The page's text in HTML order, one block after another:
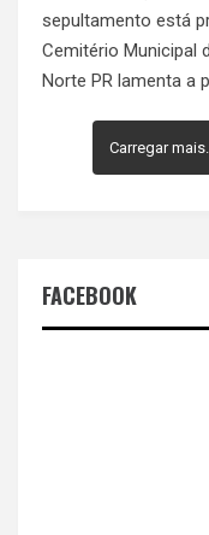
Carregar mais...
FACEBOOK